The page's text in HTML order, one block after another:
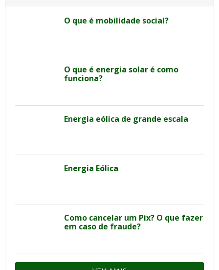
O que é mobilidade social?
O que é energia solar é como
funciona?
Energia eólica de grande escala
Energia Eólica
Como cancelar um Pix? O que fazer
em caso de fraude?